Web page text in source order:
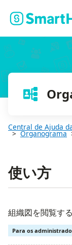
Central de Ajuda
Organograma
使い方
組織図を閲覧する
Para os